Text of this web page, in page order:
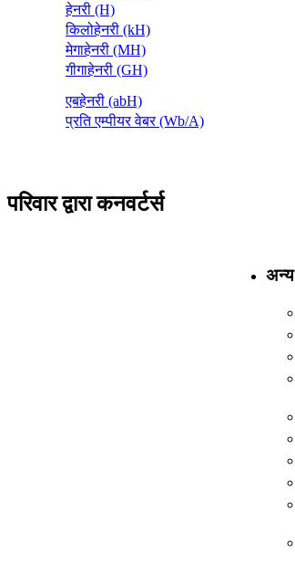
हेनरी (H)
किलोहेनरी (kH)
मेगाहेनरी (MH)
गीगाहेनरी (GH)
एबहेनरी (abH)
प्रति एम्पीयर वेबर (Wb/A)
परिवार द्वारा कनवर्टर्स
अन्य